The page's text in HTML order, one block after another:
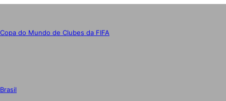
Copa do Mundo de Clubes da FIFA
Brasil